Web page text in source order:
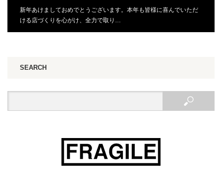
新年あけましておめでとうございます。本年も皆様に喜んでいただ
ける店づくりを心がけ、全力で取り…
SEARCH